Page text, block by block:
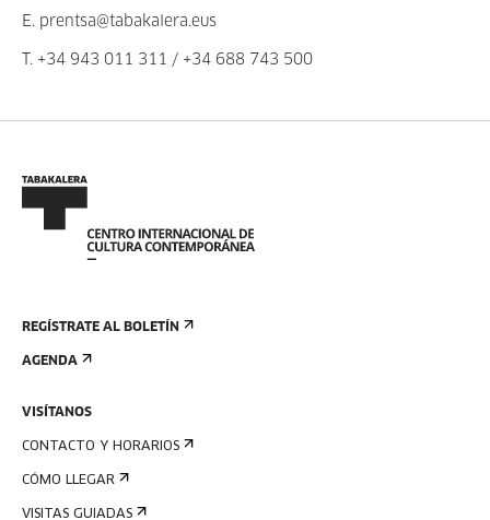
E. prentsa@tabakalera.eus
T. +34 943 011 311 / +34 688 743 500
REGÍSTRATE AL BOLETÍN
AGENDA
VISÍTANOS
CONTACTO Y HORARIOS
CÓMO LLEGAR
VISITAS GUIADAS